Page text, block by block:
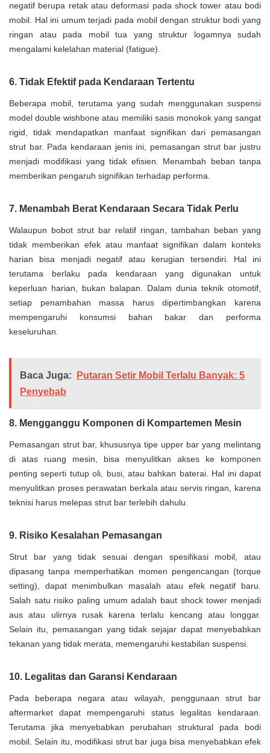
negatif berupa retak atau deformasi pada shock tower atau bodi
mobil. Hal ini umum terjadi pada mobil dengan struktur bodi yang
ringan atau pada mobil tua yang struktur logamnya sudah
mengalami kelelahan material (fatigue).
6. Tidak Efektif pada Kendaraan Tertentu
Beberapa mobil, terutama yang sudah menggunakan suspensi
model double wishbone atau memiliki sasis monokok yang sangat
rigid, tidak mendapatkan manfaat signifikan dari pemasangan
strut bar. Pada kendaraan jenis ini, pemasangan strut bar justru
menjadi modifikasi yang tidak efisien. Menambah beban tanpa
memberikan pengaruh signifikan terhadap performa.
7. Menambah Berat Kendaraan Secara Tidak Perlu
Walaupun bobot strut bar relatif ringan, tambahan beban yang
tidak memberikan efek atau manfaat signifikan dalam konteks
harian bisa menjadi negatif atau kerugian tersendiri. Hal ini
terutama berlaku pada kendaraan yang digunakan untuk
keperluan harian, bukan balapan. Dalam dunia teknik otomotif,
setiap penambahan massa harus dipertimbangkan karena
mempengaruhi konsumsi bahan bakar dan performa
keseluruhan.
Baca Juga:
Putaran Setir Mobil Terlalu Banyak: 5
Penyebab
8. Mengganggu Komponen di Kompartemen Mesin
Pemasangan strut bar, khususnya tipe upper bar yang melintang
di atas ruang mesin, bisa menyulitkan akses ke komponen
penting seperti tutup oli, busi, atau bahkan baterai. Hal ini dapat
menyulitkan proses perawatan berkala atau servis ringan, karena
teknisi harus melepas strut bar terlebih dahulu.
9. Risiko Kesalahan Pemasangan
Strut bar yang tidak sesuai dengan spesifikasi mobil, atau
dipasang tanpa memperhatikan momen pengencangan (torque
setting), dapat menimbulkan masalah atau efek negatif baru.
Salah satu risiko paling umum adalah baut shock tower menjadi
aus atau ulirnya rusak karena terlalu kencang atau longgar.
Selain itu, pemasangan yang tidak sejajar dapat menyebabkan
tekanan yang tidak merata, memengaruhi kestabilan suspensi.
10. Legalitas dan Garansi Kendaraan
Pada beberapa negara atau wilayah, penggunaan strut bar
aftermarket dapat mempengaruhi status legalitas kendaraan.
Terutama jika menyebabkan perubahan struktural pada bodi
mobil. Selain itu, modifikasi strut bar juga bisa menyebabkan efek